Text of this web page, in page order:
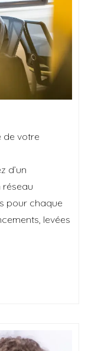
de votre
d’un
réseau
pour chaque
levées